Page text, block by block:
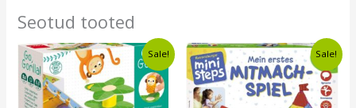
Seotud tooted
Sale!
Algne
hind
oli:
€12,49.
Current
price
€10,99.
Sale!
Algne
hind
oli:
€20,49.
Current
price
is:
€12,49.